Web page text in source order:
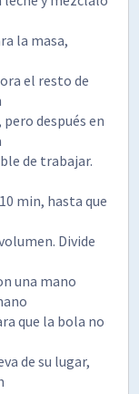
la masa,
el resto de
después en
de trabajar.
min, hasta que
Divide
una mano
que la bola no
de su lugar,